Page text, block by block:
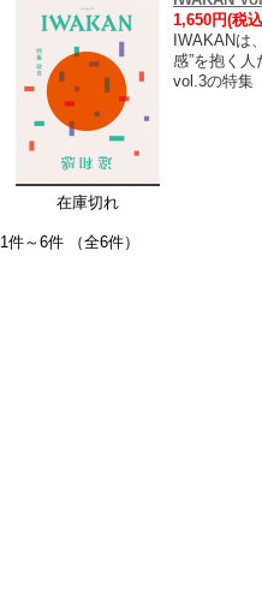
在庫切れ
1,650円(税
IWAKANは
感”を抱く
vol.3の特集
1件～6件 （全6件）